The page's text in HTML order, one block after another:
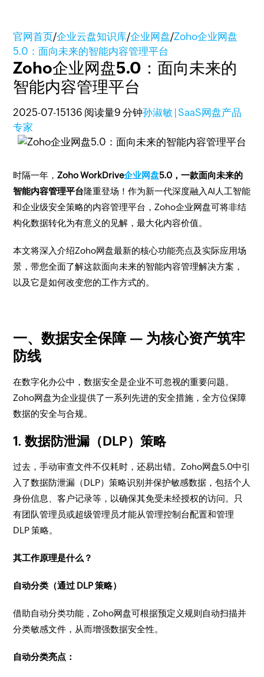
官网首页/企业云盘知识库/企业网盘/Zoho企业网盘
5.0：面向未来的智能内容管理平台
Zoho企业网盘5.0：面向未来的
智能内容管理平台
2025-07-15136 阅读量9 分钟孙淑敏 | SaaS网盘产品
专家
​时隔一年，Zoho WorkDrive企业网盘5.0，一款面向未来的
智能内容管理平台隆重登场！作为新一代深度融入AI人工智能
和企业级安全策略的内容管理平台，Zoho企业网盘可将非结
构化数据转化为有意义的见解，最大化内容价值。
​本文将深入介绍Zoho网盘最新的核心功能亮点及实际应用场
景，带您全面了解这款面向未来的智能内容管理解决方案，
以及它是如何改变您的工作方式的。
​一、数据安全保障 — 为核心资产筑牢
防线
​在数字化办公中，数据安全是企业不可忽视的重要问题。
Zoho网盘为企业提供了一系列先进的安全措施，全方位保障
数据的安全与合规。
​1.数据防泄漏（DLP）策略
​过去，手动审查文件不仅耗时，还易出错。Zoho网盘5.0中引
入了数据防泄漏（DLP）策略识别并保护敏感数据，包括个人
身份信息、客户记录等，以确保其免受未经授权的访问。只
有团队管理员或超级管理员才能从管理控制台配置和管理
DLP 策略。
​其工作原理是什么？
​自动分类（通过 DLP 策略）
​借助自动分类功能，Zoho网盘可根据预定义规则自动扫描并
分类敏感文件，从而增强数据安全性。
​自动分类亮点：